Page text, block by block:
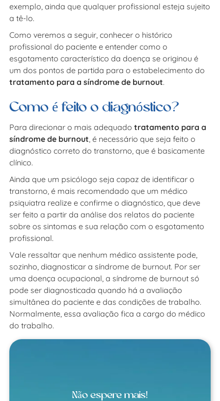
exemplo, ainda que qualquer profissional esteja sujeito
a tê-lo.
Como veremos a seguir, conhecer o histórico
profissional do paciente e entender como o
esgotamento característico da doença se originou é
um dos pontos de partida para o estabelecimento do
tratamento para a síndrome de burnout.
Como é feito o diagnóstico?
Para direcionar o mais adequadotratamento para a
síndrome de burnout, é necessário que seja feito o
diagnóstico correto do transtorno, que é basicamente
clínico.
Ainda que um psicólogo seja capaz de identificar o
transtorno, é mais recomendado que um médico
psiquiatra realize e confirme o diagnóstico, que deve
ser feito a partir da análise dos relatos do paciente
sobre os sintomas e sua relação com o esgotamento
profissional.
Vale ressaltar que nenhum médico assistente pode,
sozinho, diagnosticar a síndrome de burnout. Por ser
uma doença ocupacional, a síndrome de burnout só
pode ser diagnosticada quando há a avaliação
simultânea do paciente e das condições de trabalho.
Normalmente, essa avaliação fica a cargo do médico
do trabalho.
Não espere mais!